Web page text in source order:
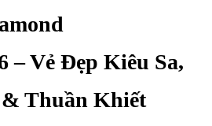
– Vẻ Đẹp Kiêu Sa,
Thuần Khiết